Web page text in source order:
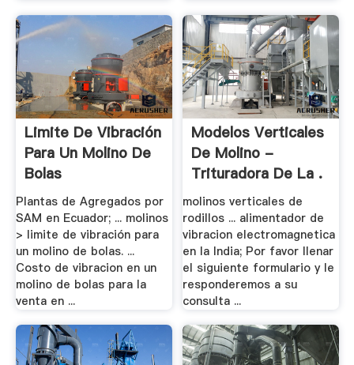
Limite De Vibración
Para Un Molino De
Bolas
Plantas de Agregados por
SAM en Ecuador; ... molinos
> limite de vibración para
un molino de bolas. ...
Costo de vibracion en un
molino de bolas para la
venta en ...
Modelos Verticales
De Molino -
Trituradora De La .
molinos verticales de
rodillos ... alimentador de
vibracion electromagnetica
en la India; Por favor llenar
el siguiente formulario y le
responderemos a su
consulta ...